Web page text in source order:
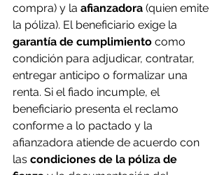
compra) y la afianzadora (quien emite
la póliza). El beneficiario exige la
garantía de cumplimiento como
condición para adjudicar, contratar,
entregar anticipo o formalizar una
renta. Si el fiado incumple, el
beneficiario presenta el reclamo
conforme a lo pactado y la
afianzadora atiende de acuerdo con
las condiciones de la póliza de